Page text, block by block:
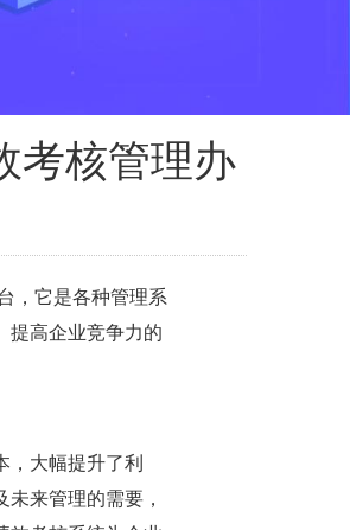
考核管理办
，它是各种管理系
提高企业竞争力的
，大幅提升了利
来管理的需要，